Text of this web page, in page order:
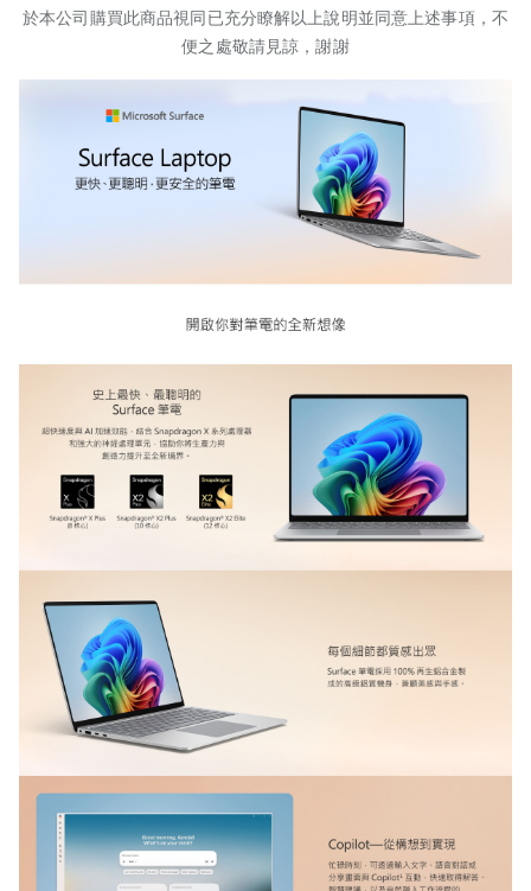
於本公司購買此商品視同已充分瞭解以上說明並同意上述事項，不
便之處敬請見諒，謝謝